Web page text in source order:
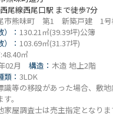
尾線西尾口駅 まで徒歩7分
市熊味町 第1 新築戸建 1号
： 130.21㎡(39.39坪)公簿
： 103.69㎡(31.37坪)
㎡
02月 構造：木造 地上2階
類：3LDK
識等の移設があった場合、敷地
。
屋調査士は売主指定となりま